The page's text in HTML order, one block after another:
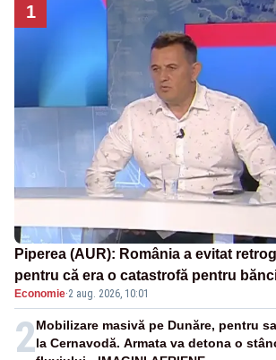
1
Piperea (AUR): România a evitat
pentru că era o catastrofă pentru
pensii
Economie·2 aug. 2026, 10:01
2Mobilizare masivă pe Dunăre, pentru
la Cernavodă. Armata va detona o